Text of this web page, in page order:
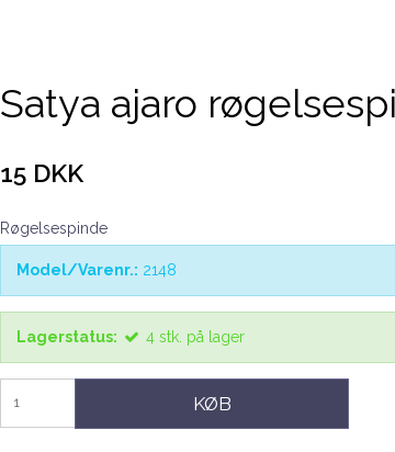
Satya ajaro
15 DKK
Røgelsespinde
Model/Varenr.: 2148
Lagerstatus: 4 stk. på lager
KØB